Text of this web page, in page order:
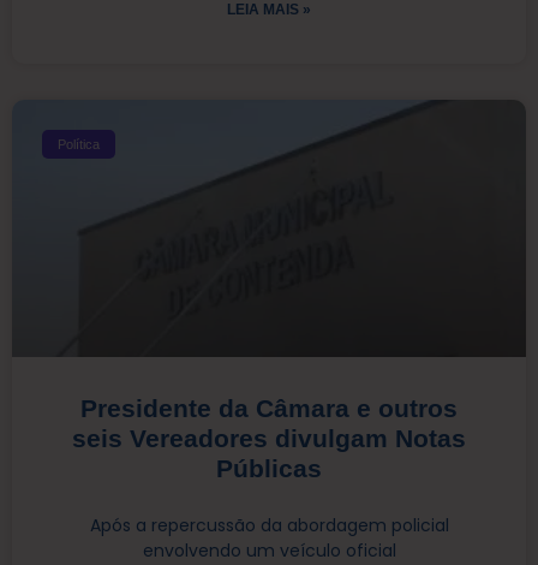
LEIA MAIS »
Política
Presidente da Câmara e outros
seis Vereadores divulgam Notas
Públicas
Após a repercussão da abordagem policial
envolvendo um veículo oficial